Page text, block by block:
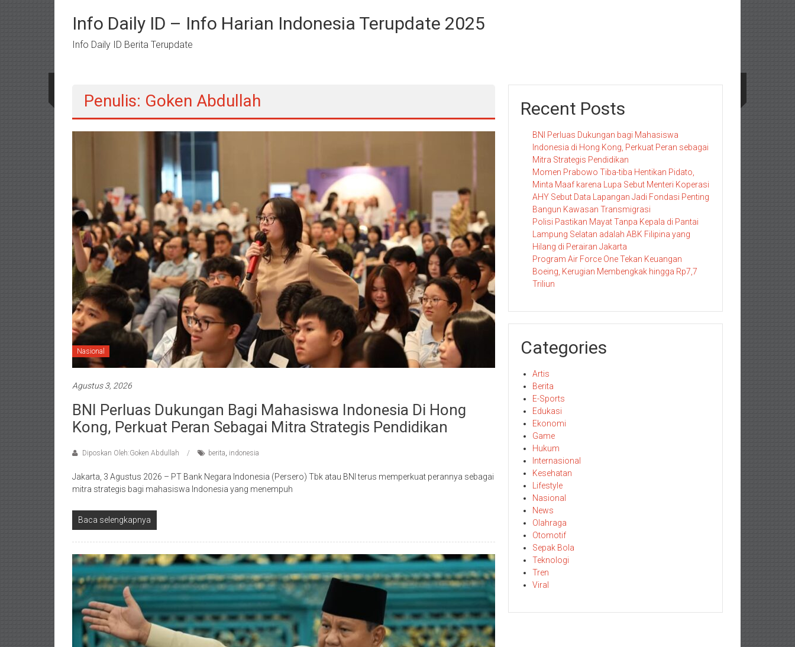
kontenInfo Daily ID – Info Harian Indonesia Terupdate 2025
Info Daily ID Berita Terupdate
Penulis: Goken Abdullah
Nasional
Agustus 3, 2026
BNI Perluas Dukungan Bagi Mahasiswa Indonesia Di Hong
Kong, Perkuat Peran Sebagai Mitra Strategis Pendidikan
Diposkan Oleh:Goken Abdullah berita, indonesia
Jakarta, 3 Agustus 2026 – PT Bank Negara Indonesia (Persero) Tbk atau BNI terus memperkuat perannya sebagai
mitra strategis bagi mahasiswa Indonesia yang menempuh
Baca selengkapnya
Recent Posts
BNI Perluas Dukungan bagi Mahasiswa
Indonesia di Hong Kong, Perkuat Peran sebagai
Mitra Strategis Pendidikan
Momen Prabowo Tiba-tiba Hentikan Pidato,
Minta Maaf karena Lupa Sebut Menteri Koperasi
AHY Sebut Data Lapangan Jadi Fondasi Penting
Bangun Kawasan Transmigrasi
Polisi Pastikan Mayat Tanpa Kepala di Pantai
Lampung Selatan adalah ABK Filipina yang
Hilang di Perairan Jakarta
Program Air Force One Tekan Keuangan
Boeing, Kerugian Membengkak hingga Rp7,7
Triliun
Categories
Artis
Berita
E-Sports
Edukasi
Ekonomi
Game
Hukum
Internasional
Kesehatan
Lifestyle
Nasional
News
Olahraga
Otomotif
Sepak Bola
Teknologi
Tren
Viral